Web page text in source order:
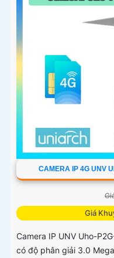
CAMERA IP 4G UNV
Giá
Camera IP UNV Uho-
có độ phân giải 3.0